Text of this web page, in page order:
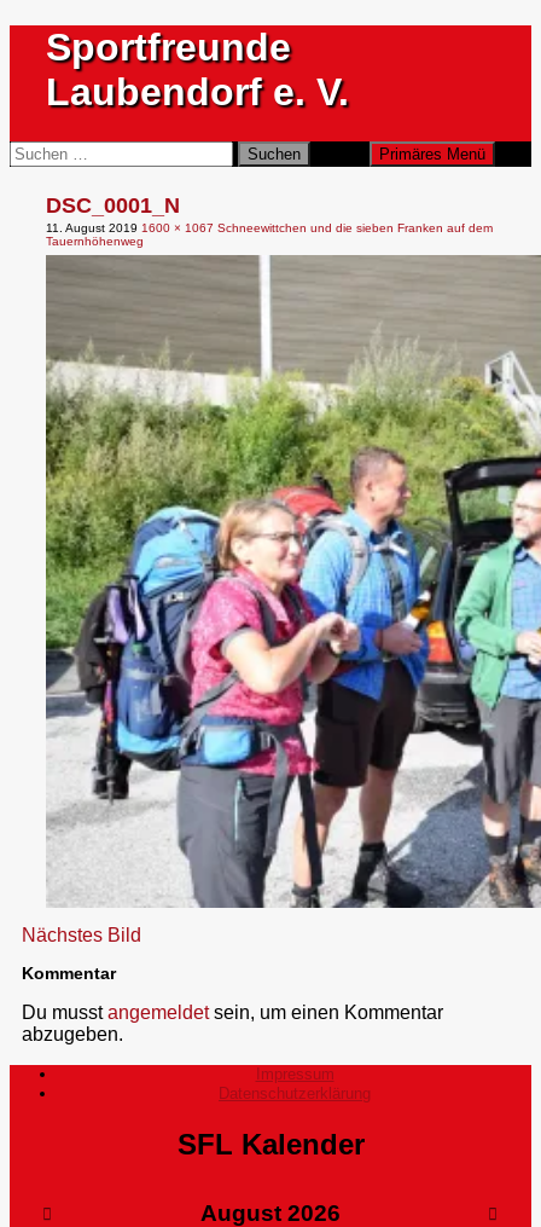
Inhalt
springen
Sportfreunde
Laubendorf e. V.
Suchen Primäres Menü
Suchen
nach:
DSC_0001_N
11. August 2019 1600 × 1067 Schneewittchen und die sieben Franken auf dem
Tauernhöhenweg
Nächstes Bild
Kommentar
Du musstangemeldetsein, um einen Kommentar
abzugeben.
Impressum
Datenschutzerklärung
SFL Kalender
August 2026